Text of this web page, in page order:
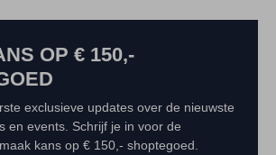
OP € 150,-
exclusieve updates over de nieuwste
en events. Schrijf je in voor de
kans op € 150,- shoptegoed.